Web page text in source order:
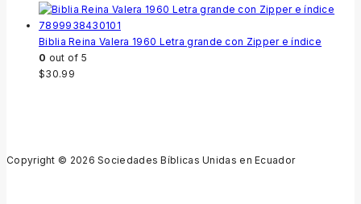
Biblia Reina Valera 1960 Letra grande con Zipper e índice
0 out of 5
$30.99
Copyright © 2026 Sociedades Bíblicas Unidas en Ecuador